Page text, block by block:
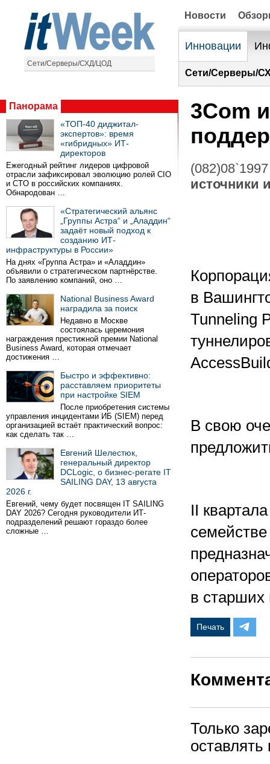
Сети/Серверы/СХД/ЦОД
Новости
Инновации
Сети/Серверы/
Панорама
«ТОП-40 диджитал-
экспертов»: время
«гибридных» ИТ-
директоров
Ежегодный рейтинг лидеров цифровой
отрасли зафиксировал эволюцию ролей CIO
и CTO в российских компаниях.
Обнародован …
«Стратегический альянс
„Группы Астра“ и „Аладдин“
задаёт новый подход к
созданию ИТ-
инфраструктуры в России»
На днях «Группа Астра» и «Аладдин»
объявили о стратегическом партнёрстве.
По заявлению компаний, оно …
National Business Award
наградила за поиск
Недавно в Москве
состоялась церемония
награждения престижной премии National
Business Award, которая отмечает
достижения …
Быстро и эффективно:
расставляем приоритеты
при настройке SIEM
После приобретения системы
управления инцидентами ИБ (SIEM) перед
организацией встаёт практический вопрос:
как сделать так …
Евгений Шелестюк,
генеральный директор
DCLogic, о бизнес-регате IT
SAILING DAY, 13 августа
2026 г.
Евгений, чему будет посвящен IT SAILING
DAY 2026? Сегодня руководители ИТ-
подразделений решают гораздо более
сложные …
3Com
(082)08`1997
источники
в
Tunneling
В свою
II
в старших
Печать
Только